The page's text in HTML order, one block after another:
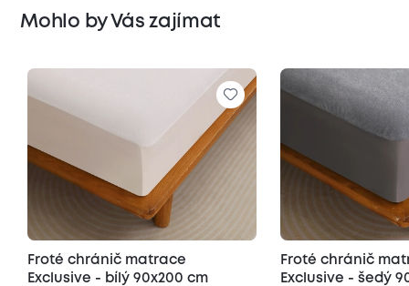
Mohlo by Vás zajímat
Froté chránič matrace
Exclusive - bílý 90x200 cm
Froté chránič
Exclusive - šedý